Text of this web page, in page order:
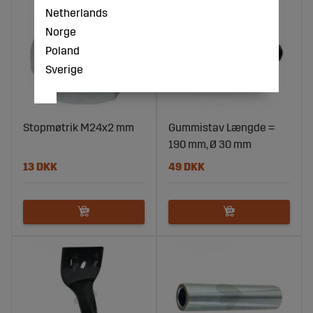
Stopmøtrik M24x2 mm
13 DKK
Gummistav Længde =
190 mm, Ø 30 mm
49 DKK
Netherlands
Norge
Poland
Sverige